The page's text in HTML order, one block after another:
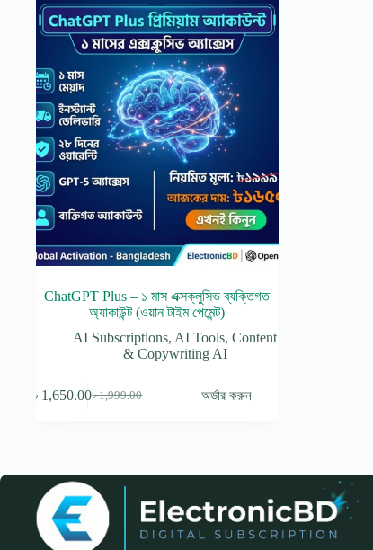
ChatGPT Plus – ১ মাস এক্সক্লুসিভ ব্যক্তিগত
অ্যাকাউন্ট (ওয়ান টাইম পেমেন্ট)
AI Subscriptions, AI Tools,Content
& Copywriting AI
৳1,999.00
Original
৳ 1,650.00Current
অর্ডার করুন